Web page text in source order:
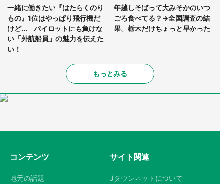
一緒に働きたい『はたらくのり
もの』1位はやっぱり飛行機だ
けど... パイロットにも負けな
い「外航船員」の魅力を伝えた
い！
年越しそばって大みそかのいつ
ごろ食べてる？→全国調査の結
果、栃木だけちょっと早かった
もっとみる
コンテンツ
地元の話題
サイト関連
Jタウンネットについて